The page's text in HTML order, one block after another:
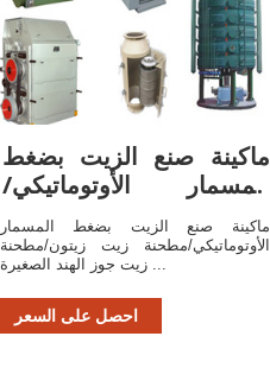
ماكينة صنع الزيت بضغط
المسمار الأوتوماتيكي/
ماكينة صنع الزيت بضغط المسمار
الأوتوماتيكي/مطحنة زيت زيتون/مطحنة
زيت جوز الهند الصغيرة ...
احصل على السعر